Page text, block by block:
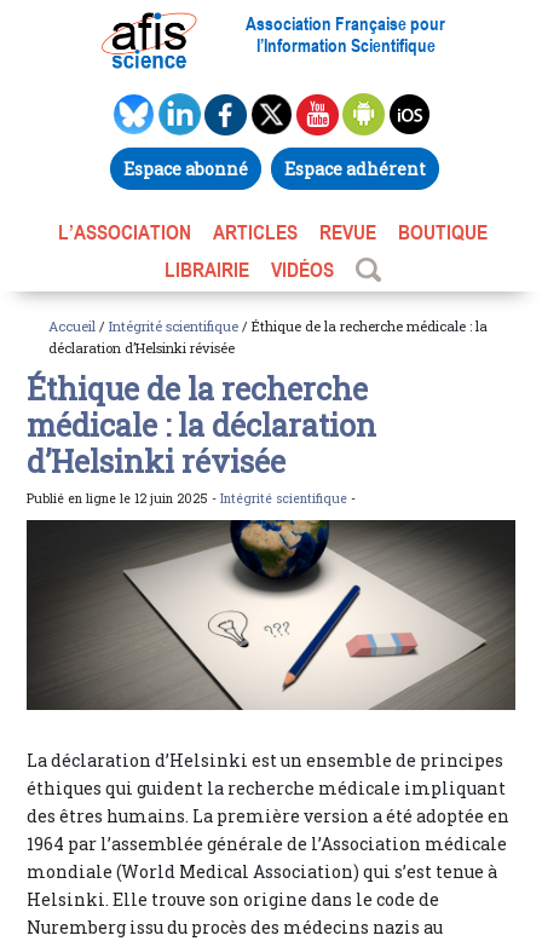
Association Française pour
l’Information Scientifique
Espace abonné Espace adhérent
L’ASSOCIATION ARTICLES REVUE
BOUTIQUE
LIBRAIRIE
VIDÉOS
Accueil / Intégrité scientifique / Éthique de la recherche médicale : la
déclaration d’Helsinki révisée
Éthique de la recherche
médicale : la déclaration
d’Helsinki révisée
Publié en ligne le 12 juin 2025 -Intégrité scientifique -
La déclaration d’Helsinki est un ensemble de principes
éthiques qui guident la recherche médicale impliquant
des êtres humains. La première version a été adoptée en
1964 par l’assemblée générale de l’Association médicale
mondiale (World Medical Association) qui s’est tenue à
Helsinki. Elle trouve son origine dans le code de
Nuremberg issu du procès des médecins nazis au